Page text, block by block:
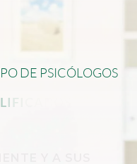
PODE PSICÓL OGOS
LI F